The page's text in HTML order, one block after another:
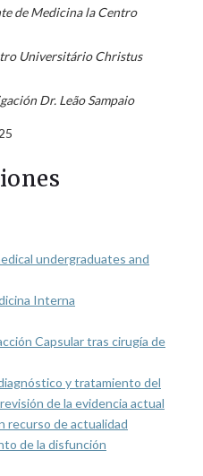
de Medicina la Centro
Universitário Christus
Dr. Leão Sampaio
undergraduates and
Interna
Capsular tras cirugía de
y tratamiento del
de la evidencia actual
recurso de actualidad
de la disfunción